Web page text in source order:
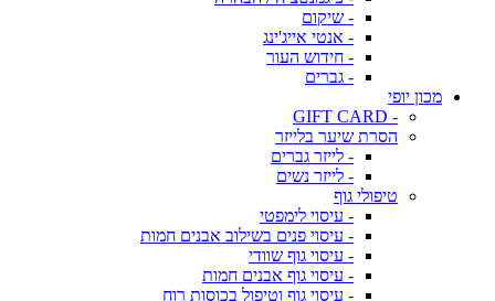
- שיקום
- אנטי אייג'ינג
- חידוש העור
- גברים
מכון יופי
- GIFT CARD
הסרת שיער בלייזר
- לייזר גברים
- לייזר נשים
טיפולי גוף
- עיסוי לימפטי
- עיסוי פנים בשילוב אבנים חמות
- עיסוי גוף שוודי
- עיסוי גוף אבנים חמות
- עיסוי גוף וטיפול בכוסות רוח